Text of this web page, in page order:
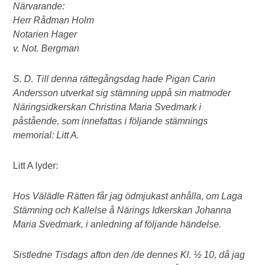
Närvarande:
Herr Rådman Holm
Notarien Hager
v. Not. Bergman
S. D. Till denna rättegångsdag hade Pigan Carin
Andersson utverkat sig stämning uppå sin matmoder
Näringsidkerskan Christina Maria Svedmark i
påstående, som innefattas i följande stämnings
memorial: Litt A.
Litt A lyder:
Hos Välädle Rätten får jag ödmjukast anhålla, om Laga
Stämning och Kallelse å Närings Idkerskan Johanna
Maria Svedmark, i anledning af följande händelse.
Sistledne Tisdags afton den /de dennes Kl. ½ 10, då jag